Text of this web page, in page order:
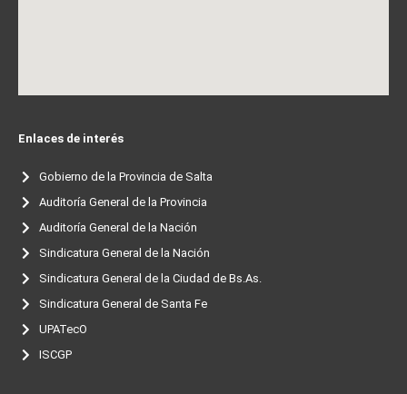
Enlaces de interés
Gobierno de la Provincia de Salta
Auditoría General de la Provincia
Auditoría General de la Nación
Sindicatura General de la Nación
Sindicatura General de la Ciudad de Bs.As.
Sindicatura General de Santa Fe
UPATecO
ISCGP